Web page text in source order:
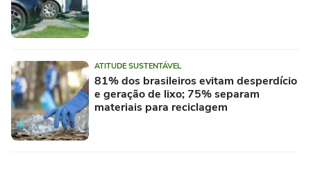
ATITUDE SUSTENTÁVEL
81% dos brasileiros evitam desperdício
e geração de lixo; 75% separam
materiais para reciclagem